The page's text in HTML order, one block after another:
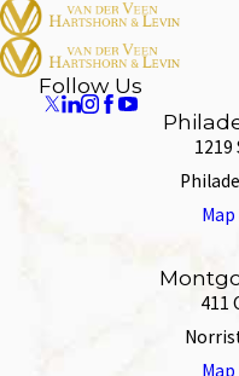
Follow Us
1219
411